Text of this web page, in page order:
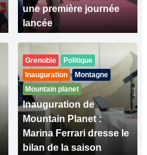
une première journée
lancée
Grenoble
Politique
Inauguration
Montagne
Mountain planet
Inauguration de
Mountain Planet :
Marina Ferrari dresse le
bilan de la saison